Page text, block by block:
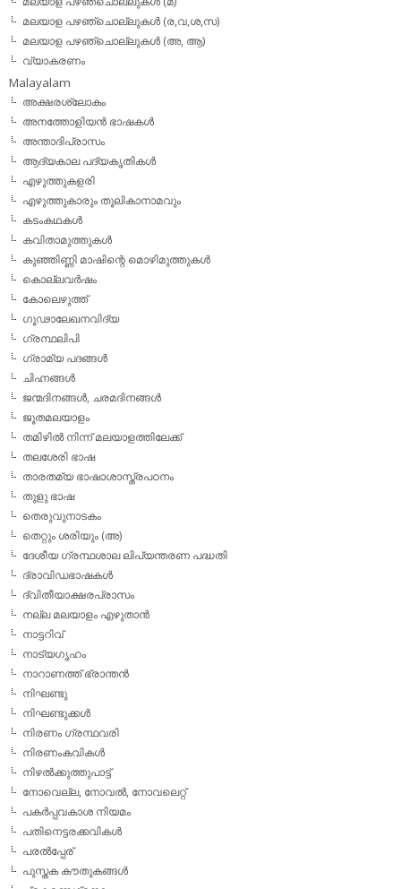
മലയാള പഴഞ്ചൊല്ലുകള്‍ (ര,വ,ശ,സ)
മലയാള പഴഞ്ചൊല്ലുകൾ (അ, ആ)
വ്യാകരണം
Malayalam
അക്ഷരശ്ലോകം
അനത്തോളിയന്‍ ഭാഷകള്‍
അന്താദിപ്രാസം
ആദ്യകാല പദ്യകൃതികള്‍
എഴുത്തുകളരി
എഴുത്തുകാരും തൂലികാനാമവും
കടംകഥകള്‍
കവിതാമുത്തുകള്‍
കുഞ്ഞിണ്ണി മാഷിന്റെ മൊഴിമുത്തുകള്‍
കൊല്ലവര്‍ഷം
കോലെഴുത്ത്
ഗൂഢാലേഖനവിദ്യ
ഗ്രന്ഥലിപി
ഗ്രാമ്യ പദങ്ങള്‍
ചിഹ്നങ്ങള്‍
ജന്മദിനങ്ങള്‍, ചരമദിനങ്ങള്‍
ജൂതമലയാളം
തമിഴില്‍ നിന്ന് മലയാളത്തിലേക്ക്
തലശേരി ഭാഷ
താരതമ്യ ഭാഷാശാസ്ത്രപഠനം
തുളു ഭാഷ
തെരുവുനാടകം
തെറ്റും ശരിയും (അ)
ദേശീയ ഗ്രന്ഥശാല ലിപ്യന്തരണ പദ്ധതി
ദ്രാവിഡഭാഷകള്‍
ദ്വിതീയാക്ഷരപ്രാസം
നല്ല മലയാളം എഴുതാന്‍
നാട്ടറിവ്
നാട്യഗൃഹം
നാറാണത്ത് ഭ്രാന്തന്‍
നിഘണ്ടു
നിഘണ്ടുക്കള്‍
നിരണം ഗ്രന്ഥവരി
നിരണംകവികള്‍
നിഴല്‍ക്കുത്തുപാട്ട്
നോവെല്ല, നോവല്‍, നോവലെറ്റ്
പകര്‍പ്പവകാശ നിയമം
പതിനെട്ടരക്കവികള്‍
പരല്‍പ്പേര്
പുസ്തക കൗതുകങ്ങള്‍